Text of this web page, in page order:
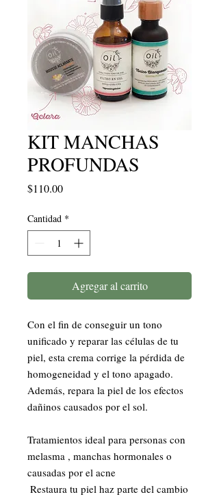
KIT MANCHAS
PROFUNDAS
$110.00Precio
Cantidad *
Agregar al carrito
Con el fin de conseguir un tono
unificado y reparar las células de tu
piel, esta crema corrige la pérdida de
homogeneidad y el tono apagado.
Además, repara la piel de los efectos
dañinos causados por el sol.
Tratamientos ideal para personas con
melasma , manchas hormonales o
causadas por el acne
Restaura tu piel haz parte del cambio